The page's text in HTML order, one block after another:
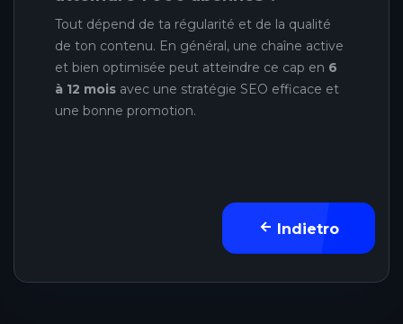
Tout dépend de ta régularité et de la qualité
de ton contenu. En général, une chaîne active
et bien optimisée peut atteindre ce cap en 6
à 12 mois avec une stratégie SEO efficace et
une bonne promotion.
Indietro